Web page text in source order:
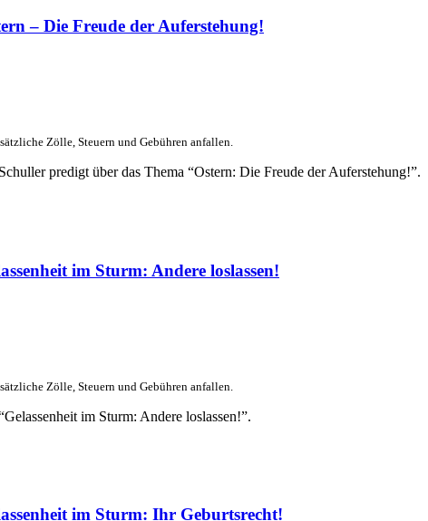
– Die Freude der Auferstehung!
Zölle, Steuern und Gebühren anfallen.
predigt über das Thema “Ostern: Die Freude der Auferstehung!”.
im Sturm: Andere loslassen!
Zölle, Steuern und Gebühren anfallen.
im Sturm: Andere loslassen!”.
im Sturm: Ihr Geburtsrecht!